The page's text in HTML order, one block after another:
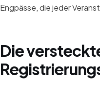
Engpässe, die jeder
Die